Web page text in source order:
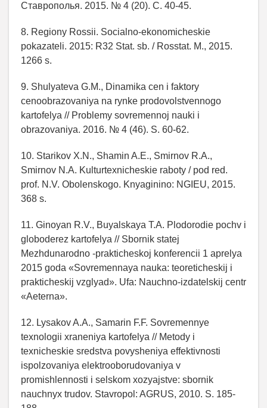
Ставрополья. 2015. № 4 (20). С. 40-45.
8. Regiony Rossii. Socialno-ekonomicheskie
pokazateli. 2015: R32 Stat. sb. / Rosstat. M., 2015.
1266 s.
9. Shulyateva G.M., Dinamika cen i faktory
cenoobrazovaniya na rynke prodovolstvennogo
kartofelya // Problemy sovremennoj nauki i
obrazovaniya. 2016. № 4 (46). S. 60-62.
10. Starikov X.N., Shamin A.E., Smirnov R.A.,
Smirnov N.A. Kulturtexnicheskie raboty / pod red.
prof. N.V. Obolenskogo. Knyaginino: NGIEU, 2015.
368 s.
11. Ginoyan R.V., Buyalskaya T.A. Plodorodie pochv i
globoderez kartofelya // Sbornik statej
Mezhdunarodno -prakticheskoj konferencii 1 aprelya
2015 goda «Sovremennaya nauka: teoreticheskij i
prakticheskij vzglyad». Ufa: Nauchno-izdatelskij centr
«Aeterna».
12. Lysakov A.A., Samarin F.F. Sovremennye
texnologii xraneniya kartofelya // Metody i
texnicheskie sredstva povysheniya effektivnosti
ispolzovaniya elektrooborudovaniya v
promishlennosti i selskom xozyajstve: sbornik
nauchnyx trudov. Stavropol: AGRUS, 2010. S. 185-